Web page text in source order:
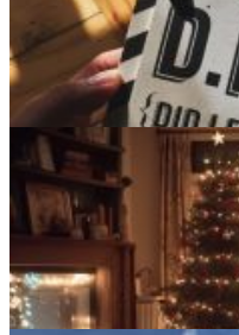
Entretien de la voiture en